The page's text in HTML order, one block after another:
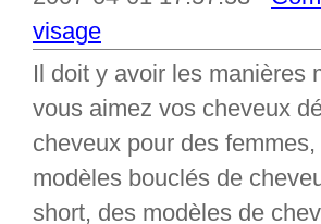
visage
Il doit y avoir les manières
vous aimez vos cheveux
cheveux pour des
modèles bouclés de
short, des modèles de